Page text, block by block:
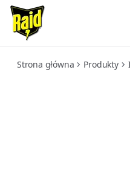
essentials-plyn-
Strona główna Produkty